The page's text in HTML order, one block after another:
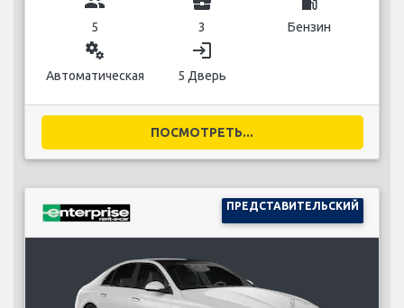
5 3 Бензин
miscellaneous_services
Автоматическая
login
5 Дверь
ПОСМОТРЕТЬ...
ПРЕДСТАВИТЕЛЬСКИЙ